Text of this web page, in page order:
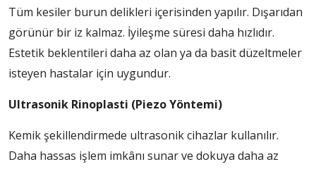
Tüm kesiler burun delikleri içerisinden yapılır. Dışarıdan
görünür bir iz kalmaz. İyileşme süresi daha hızlıdır.
Estetik beklentileri daha az olan ya da basit düzeltmeler
isteyen hastalar için uygundur.
Ultrasonik Rinoplasti (Piezo Yöntemi)
Kemik şekillendirmede ultrasonik cihazlar kullanılır.
Daha hassas işlem imkânı sunar ve dokuya daha az